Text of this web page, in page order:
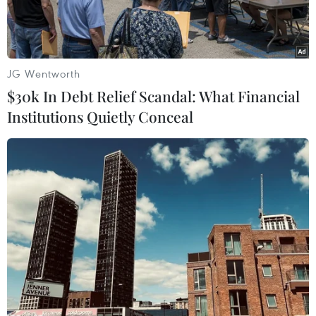
Đối tượng Lê Văn Phi (biệt danh Phi đen, sinh năm 1986, quê
Nghệ An) bị bắt để điều tra về hành vi bắt giữ người trái pháp
luật. (Ảnh: TTXVN phát)
Ngày 15/11, Công an thành phố Dĩ An, tỉnh Bình
JG Wentworth
$30k In Debt Relief Scandal: What Financial
Institutions Quietly Conceal